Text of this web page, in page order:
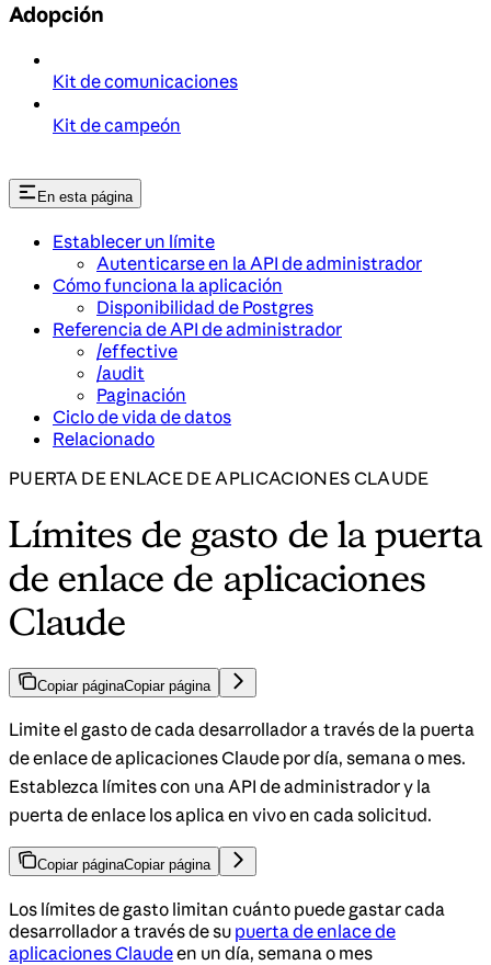
Adopción
Kit de comunicaciones
Kit de campeón
En esta página
Establecer un límite
Autenticarse en la API de administrador
Cómo funciona la aplicación
Disponibilidad de Postgres
Referencia de API de administrador
/effective
/audit
Paginación
Ciclo de vida de datos
Relacionado
PUERTA DE ENLACE DE APLICACIONES CLAUDE
Límites de gasto de la puerta
de enlace de aplicaciones
Claude
Copiar páginaCopiar página
Limite el gasto de cada desarrollador a través de la puerta
de enlace de aplicaciones Claude por día, semana o mes.
Establezca límites con una API de administrador y la
puerta de enlace los aplica en vivo en cada solicitud.
Copiar páginaCopiar página
Los límites de gasto limitan cuánto puede gastar cada
desarrollador a través de su puerta de enlace de
aplicaciones Claudeen un día, semana o mes